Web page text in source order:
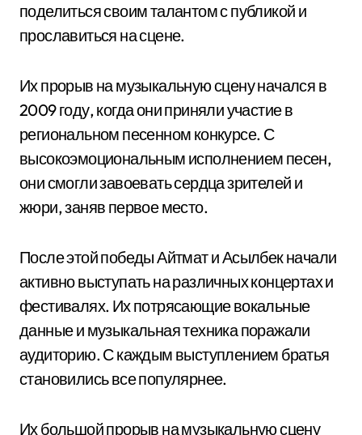
поделиться своим талантом с публикой и
прославиться на сцене.
Их прорыв на музыкальную сцену начался в
2009 году, когда они приняли участие в
региональном песенном конкурсе. С
высокоэмоциональным исполнением песен,
они смогли завоевать сердца зрителей и
жюри, заняв первое место.
После этой победы Айтмат и Асылбек начали
активно выступать на различных концертах и
фестивалях. Их потрясающие вокальные
данные и музыкальная техника поражали
аудиторию. С каждым выступлением братья
становились все популярнее.
Их большой прорыв на музыкальную сцену